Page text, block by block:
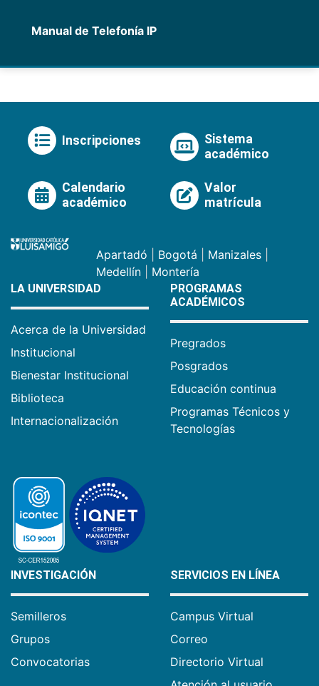
Manual de Telefonía IP
Inscripciones
Sistema
académico
Calendario
académico
Valor
matrícula
Apartadó Bogotá Manizales
Medellín
Montería
LA UNIVERSIDAD
Acerca de la Universidad
Institucional
Bienestar Institucional
Biblioteca
Internacionalización
PROGRAMAS
ACADÉMICOS
Pregrados
Posgrados
Educación continua
Programas Técnicos y
Tecnologías
INVESTIGACIÓN
Semilleros
Grupos
Convocatorias
SERVICIOS EN LÍNEA
Campus Virtual
Correo
Directorio Virtual